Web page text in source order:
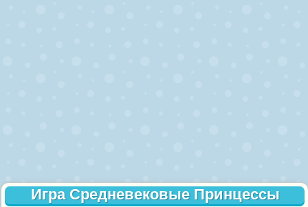
Игра Средневековые Принцессы